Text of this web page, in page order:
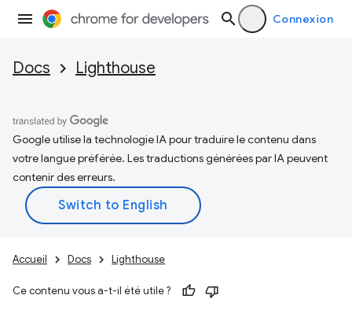
Connexion
Docs Lighthouse
Google utilise la technologie IA pour traduire le contenu dans
votre langue préférée. Les traductions générées par IA peuvent
contenir des erreurs.
Accueil Docs Lighthouse
Ce contenu vous a-t-il été utile ?